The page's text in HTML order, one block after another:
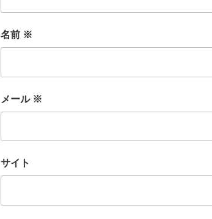
名前 ※
メール ※
サイト